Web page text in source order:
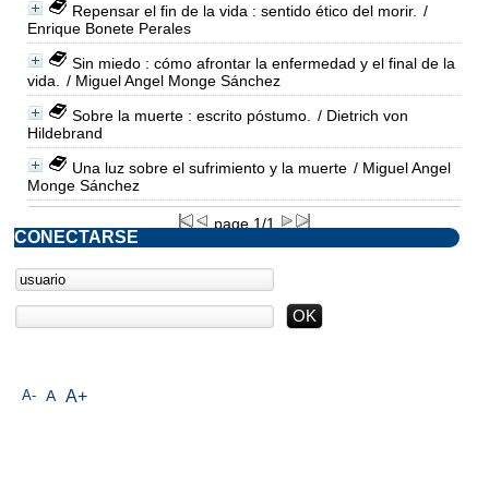
Repensar el fin de la vida : sentido ético del morir. /
Enrique Bonete Perales
Sin miedo : cómo afrontar la enfermedad y el final de la
vida.
/ Miguel Angel Monge Sánchez
Sobre la muerte : escrito póstumo.
/ Dietrich von
Hildebrand
Una luz sobre el sufrimiento y la muerte / Miguel Angel
Monge Sánchez
page 1/1
A- A A+
CONECTARSE